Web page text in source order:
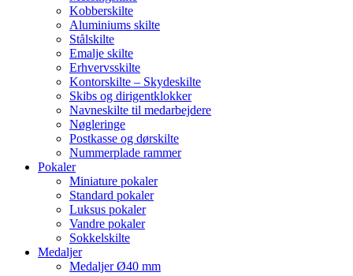
Kobberskilte
Aluminiums skilte
Stålskilte
Emalje skilte
Erhvervsskilte
Kontorskilte – Skydeskilte
Skibs og dirigentklokker
Navneskilte til medarbejdere
Nøgleringe
Postkasse og dørskilte
Nummerplade rammer
Pokaler
Miniature pokaler
Standard pokaler
Luksus pokaler
Vandre pokaler
Sokkelskilte
Medaljer
Medaljer Ø40 mm